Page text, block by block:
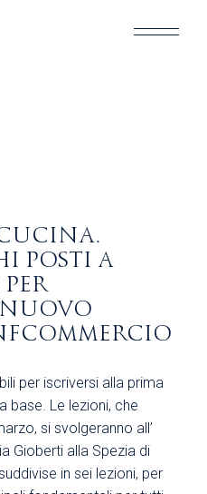
POSTI A
per iscriversi alla prima
base. Le lezioni, che
si svolgeranno all’
Gioberti alla Spezia di
in sei lezioni, per